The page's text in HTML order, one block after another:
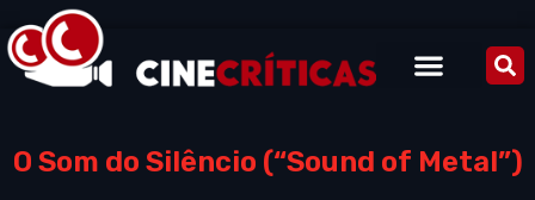
O Som do Silêncio (“Sound of Metal”)